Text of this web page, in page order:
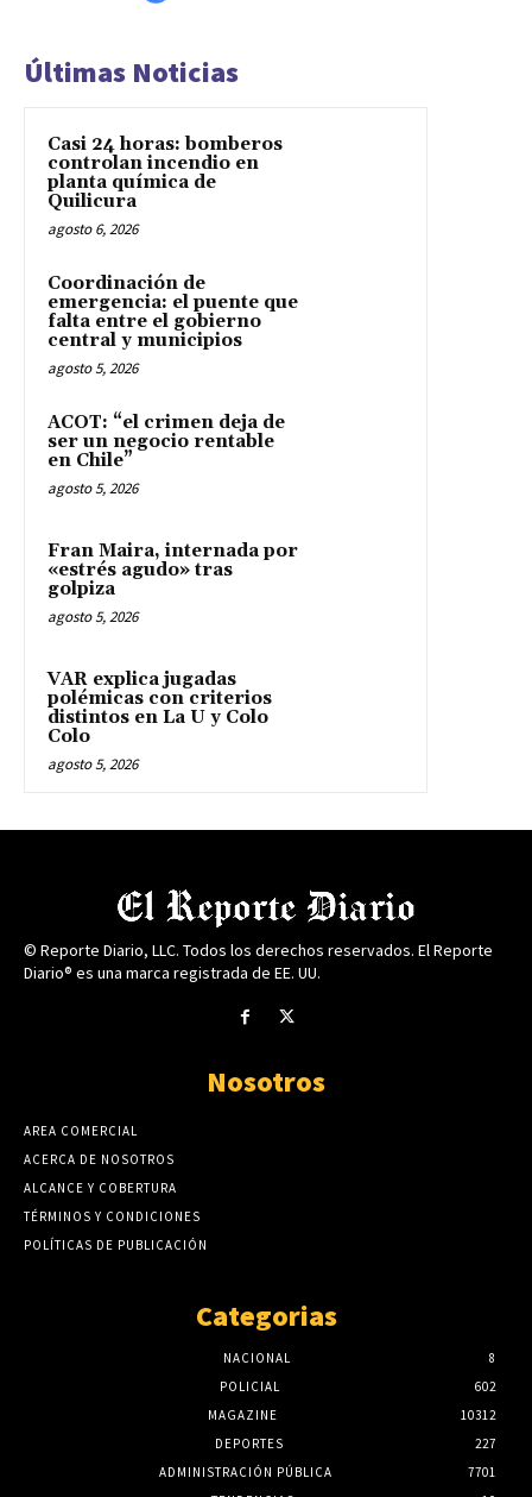
Últimas Noticias
Casi 24 horas: bomberos
controlan incendio en
planta química de
Quilicura
agosto 6, 2026
Coordinación de
emergencia: el puente que
falta entre el gobierno
central y municipios
agosto 5, 2026
ACOT: “el crimen deja de
ser un negocio rentable
en Chile”
agosto 5, 2026
Fran Maira, internada por
«estrés agudo» tras
golpiza
agosto 5, 2026
VAR explica jugadas
polémicas con criterios
distintos en La U y Colo
Colo
agosto 5, 2026
© Reporte Diario, LLC. Todos los derechos reservados. El Reporte
Diario® es una marca registrada de EE. UU.
Nosotros
AREA COMERCIAL
ACERCA DE NOSOTROS
ALCANCE Y COBERTURA
TÉRMINOS Y CONDICIONES
POLÍTICAS DE PUBLICACIÓN
Categorias
NACIONAL
8
POLICIAL
602
MAGAZINE
10312
DEPORTES
227
ADMINISTRACIÓN PÚBLICA
7701